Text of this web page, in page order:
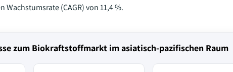
(CAGR) von 11,4 %.
zum Biokraftstoffmarkt im asiatisch-pazifischen Raum